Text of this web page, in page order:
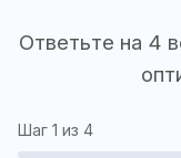
Ответьте на 4
Шаг 1 из 4